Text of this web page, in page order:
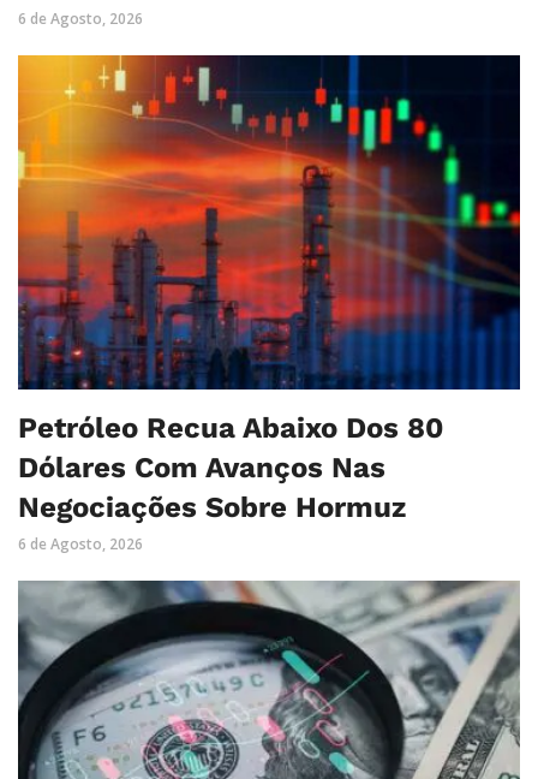
6 de Agosto, 2026
Petróleo Recua Abaixo Dos 80
Dólares Com Avanços Nas
Negociações Sobre Hormuz
6 de Agosto, 2026